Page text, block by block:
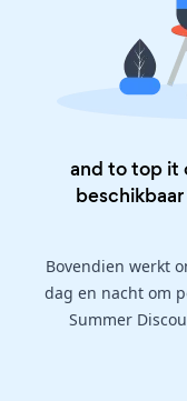
and to top it
Bovendien werkt
dag en nacht om
Summer